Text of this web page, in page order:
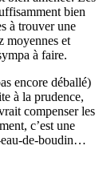
bien
à trouver une
moyennes et
à faire.
encore déballé)
à la prudence,
compenser les
c’est une
eau-de-boudin…